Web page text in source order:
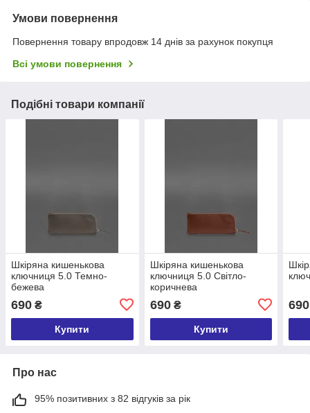
Умови повернення
Повернення товару впродовж 14 днів за рахунок покупця
Всі умови повернення
Подібні товари компанії
Шкіряна кишенькова
ключниця 5.0 Темно-
бежева
690 ₴
Купити
Шкіряна кишенькова
ключниця 5.0 Світло-
коричнева
690₴
Купити
690
Про нас
95% позитивних з 82 відгуків за рік